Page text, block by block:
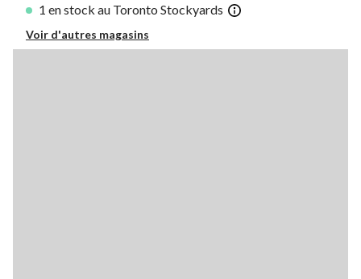
1 en stock au Toronto Stockyards
Voir d'autres magasins